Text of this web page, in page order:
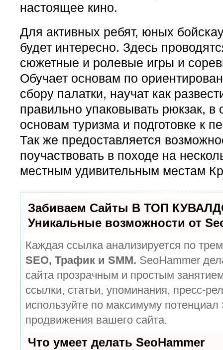
настоящее кино.
Для активных ребят, юных
будет интересно. Здесь
сюжетные и ролевые игры и
Обучает основам по
сбору палатки, научат как
правильно упаковывать рюкзак,
основам туризма и подготовке к
Так же предоставляется
поучаствовать в походе на
местным удивительным местам
Забиваем Сайты В ТОП
Уникальные возможности от
Каждая ссылка анализируется по
SEO, Трафик и SMM. SeoHammer
сайта прозрачным и простым
ссылки, статьи, упоминания, пресс-
используйте по максимуму
продвижения вашего сайта.
Что умеет делать SeoHammer